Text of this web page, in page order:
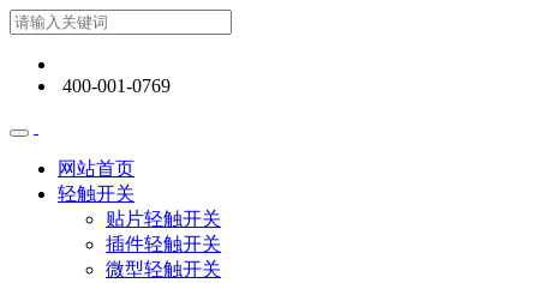
400-001-0769
网站首页
轻触开关
贴片轻触开关
插件轻触开关
微型轻触开关